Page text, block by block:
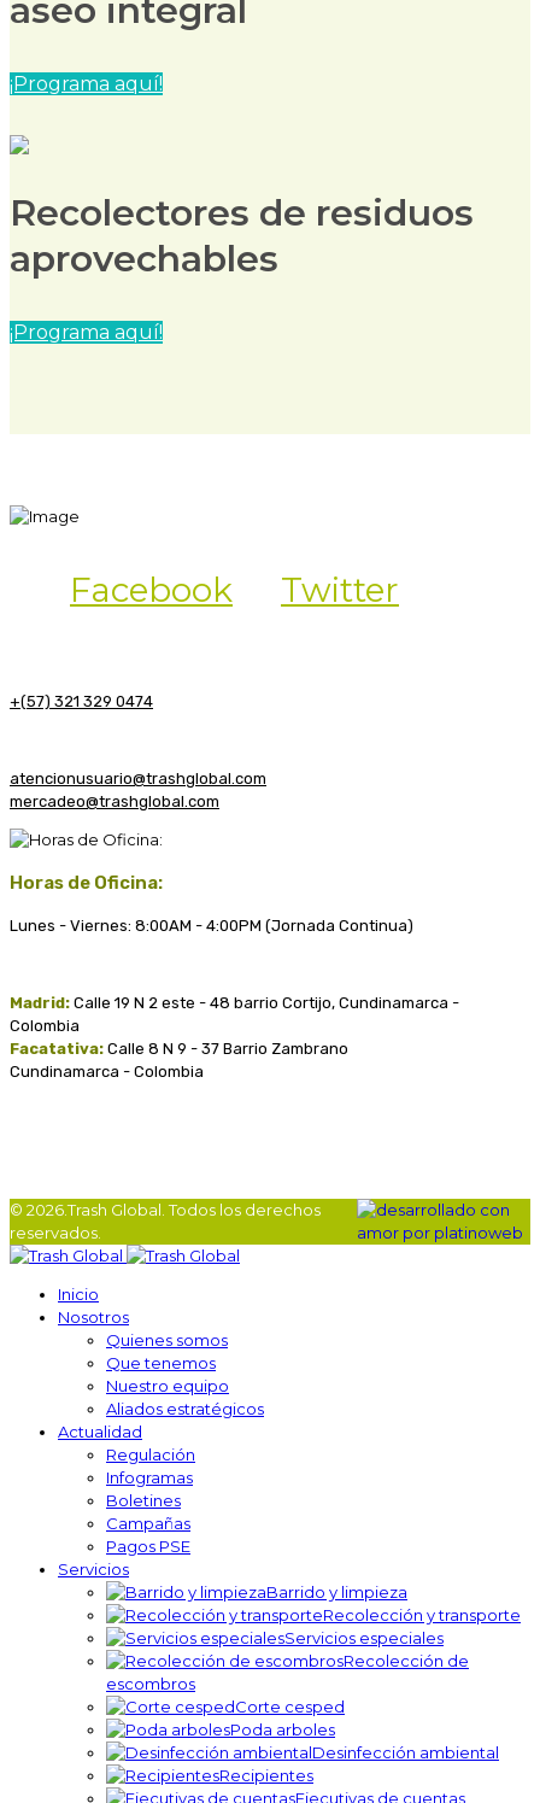
aseo integral
¡Programa aquí!
Recolectores de residuos
aprovechables
¡Programa aquí!
Facebook Twitter
+(57) 321 329 0474
atencionusuario@trashglobal.com
mercadeo@trashglobal.com
Horas de Oficina:
Lunes - Viernes: 8:00AM - 4:00PM (Jornada Continua)
Madrid: Calle 19 N 2 este - 48 barrio Cortijo, Cundinamarca -
Colombia
Facatativa: Calle 8 N 9 - 37 Barrio Zambrano
Cundinamarca - Colombia
© 2026.Trash Global. Todos los derechos
reservados.
Inicio
Nosotros
Quienes somos
Que tenemos
Nuestro equipo
Aliados estratégicos
Actualidad
Regulación
Infogramas
Boletines
Campañas
Pagos PSE
Servicios
Barrido y limpieza
Recolección y transporte
Servicios especiales
Recolección de
escombros
Corte cesped
Poda arboles
Desinfección ambiental
Recipientes
Ejecutivas de cuentas